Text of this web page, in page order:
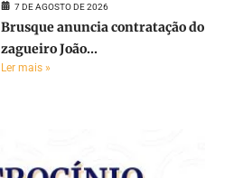
7 DE AGOSTO DE 2026
Brusque anuncia contratação do
zagueiro João...
Ler mais »